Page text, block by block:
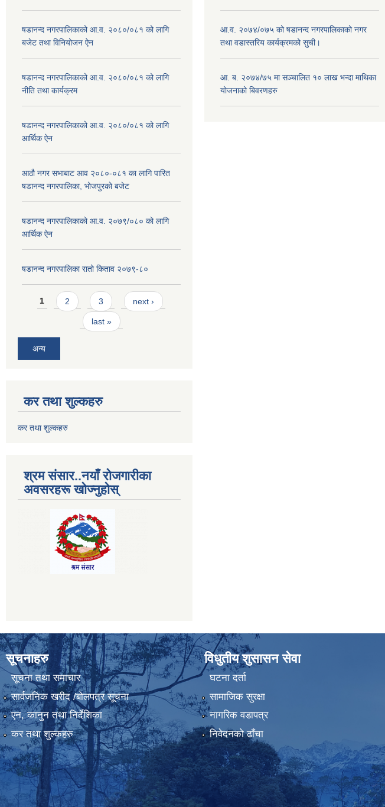
षडानन्द नगरपालिकाको आ.व. २०८०/०८१ को लागि
बजेट तथा विनियोजन ऐन
षडानन्द नगरपालिकाको आ.व. २०८०/०८१ को लागि
नीति तथा कार्यक्रम
षडानन्द नगरपालिकाको आ.व. २०८०/०८१ को लागि
आर्थिक ऐन
आठौ नगर सभाबाट आव २०८०-०८१ का लागि पारित
षडानन्द नगरपालिका, भोजपुरको बजेट
षडानन्द नगरपालिकाको आ.व. २०७९/०८० को लागि
आर्थिक ऐन
षडानन्द नगरपालिका रातो किताव २०७९-८०
Pages
1 2 3 next ›
last »
अन्य
कर तथा शुल्कहरु
कर तथा शुल्कहरु
श्रम संसार..नयाँ रोजगारीका
अवसरहरू खोज्नुहोस्
आ.व. २०७४/०७५ को षडानन्द नगरपालिकाको नगर
तथा वडास्तरिय कार्यक्रमको सुची।
आ. ब. २०७४/७५ मा सञ्चालित १० लाख भन्दा माथिका
योजनाको बिवरणहरु
सूचनाहरु
सूचना तथा समाचार
सार्वजनिक खरीद /बोलपत्र सूचना
एन, कानुन तथा निर्देशिका
कर तथा शुल्कहरु
विधुतीय शुसासन सेवा
घटना दर्ता
सामाजिक सुरक्षा
नागरिक वडापत्र
निवेदनको ढाँचा